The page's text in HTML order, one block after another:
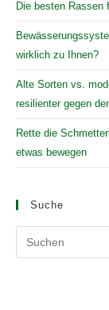
Die besten Rassen
wirklich zu Ihnen?
Alte Sorten vs.
resilienter gegen
Rette die
etwas bewegen
Suche